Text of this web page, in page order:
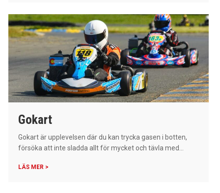
Gokart
Gokart är upplevelsen där du kan trycka gasen i botten,
försöka att inte sladda allt för mycket och tävla med...
LÄS MER >